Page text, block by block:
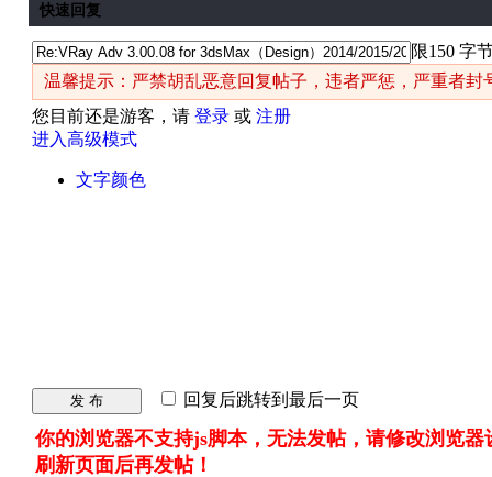
快速回复
限150 字
温馨提示：严禁胡乱恶意回复帖子，违者严惩，严重者封
您目前还是游客，请 登录 或 注册
进入高级模式
文字颜色
发 布 回复后跳转到最后一页
你的浏览器不支持js脚本，无法发帖，请修改浏览器
刷新页面后再发帖！